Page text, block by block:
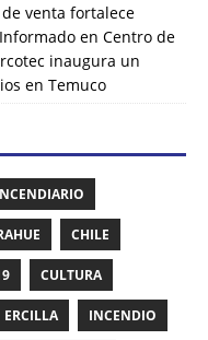
venta fortalece
en Centro de
inaugura un
en Temuco
CHILE
CULTURA
ERCILLA INCENDIO